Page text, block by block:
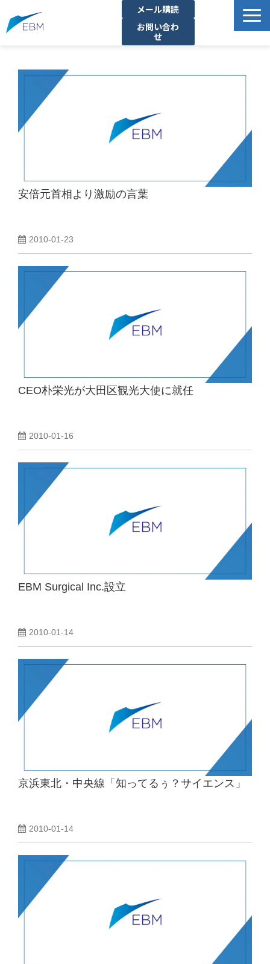
メール購読
お問い合わ
せ
製品・サービス一覧
拠点一覧
お知らせ
企業情報
安倍元首相より激励の言葉
2010-01-23
CEO朴栄光が大田区観光大使に就任
2010-01-16
EBM Surgical Inc.設立
2010-01-14
京浜東北・中央線「知ってるぅ？サイエンス」
2010-01-14